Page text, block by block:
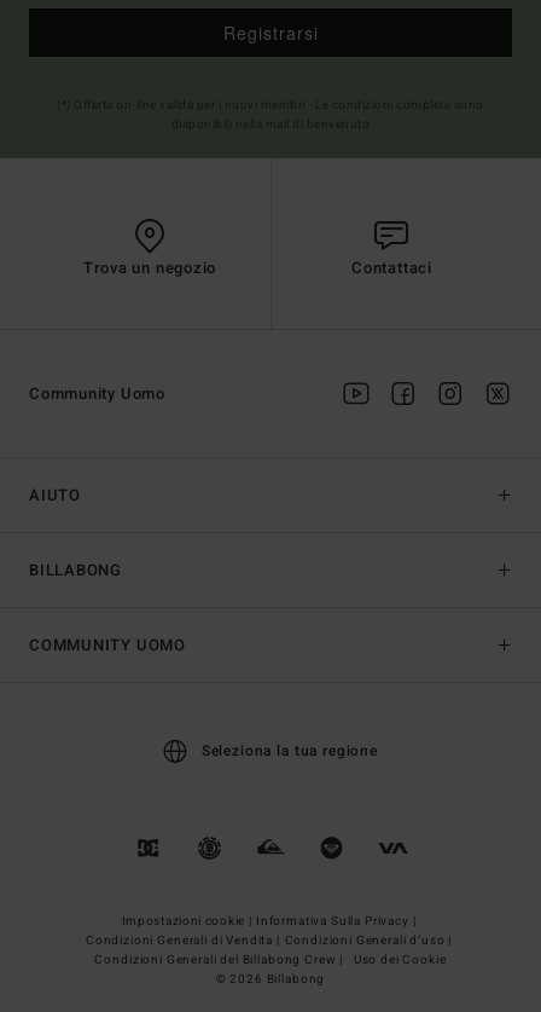
Registrarsi
Trova un negozio Contattaci
AIUTO
BILLABONG
Community Uomo
COMMUNITY UOMO
Seleziona la tua regione
Impostazioni cookie | Informativa Sulla Privacy |
Condizioni Generali di Vendita | Condizioni Generali d’uso |
Condizioni Generali del Billabong Crew |
Uso dei Cookie
© 2026 Billabong